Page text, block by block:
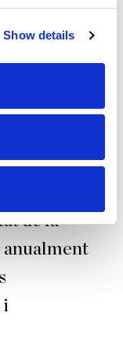
Show details
de la
i